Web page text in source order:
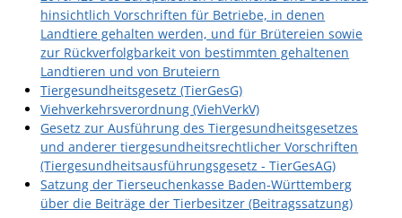
hinsichtlich Vorschriften für Betriebe, in denen
Landtiere gehalten werden, und für Brütereien sowie
zur Rückverfolgbarkeit von bestimmten gehaltenen
Landtieren und von Bruteiern
Tiergesundheitsgesetz (TierGesG)
Viehverkehrsverordnung (ViehVerkV)
Gesetz zur Ausführung des Tiergesundheitsgesetzes
und anderer tiergesundheitsrechtlicher Vorschriften
(Tiergesundheitsausführungsgesetz - TierGesAG)
Satzung der Tierseuchenkasse Baden-Württemberg
über die Beiträge der Tierbesitzer (Beitragssatzung)